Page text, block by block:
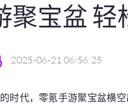
聚宝盆 轻
2025-06-21 06:56:25
时代，零氪手游聚宝盆横